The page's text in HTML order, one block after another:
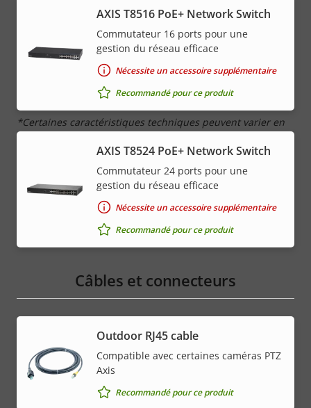
propriété
Valeur de
la
propriété
4
*Certaines caractéristiques techniques peuvent varier en
fonction de l'option matérielle choisie.
AXIS T8516 PoE+ Network Switch
Commutateur 16 ports pour une
gestion du réseau efficace
Nécessite un accessoire supplémentaire
Recommandé pour ce produit
AXIS T8524 PoE+ Network Switch
Commutateur 24 ports pour une
gestion du réseau efficace
Nécessite un accessoire supplémentaire
Recommandé pour ce produit
Câbles et connecteurs
Outdoor RJ45 cable
Compatible avec certaines caméras PTZ
Axis
Recommandé pour ce produit